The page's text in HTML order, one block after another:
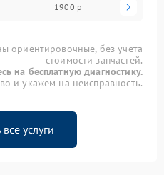
1900 р
ориентировочные, без учета
стоимости запчастей.
на бесплатную диагностику.
и укажем на неисправность.
услуги